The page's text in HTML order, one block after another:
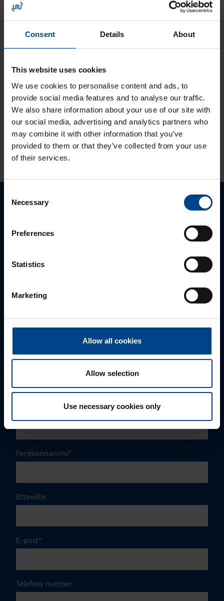
Consent Details About
This website uses cookies
We use cookies to personalise content and ads, to
provide social media features and to analyse our traffic.
We also share information about your use of our site with
our social media, advertising and analytics partners who
may combine it with other information that you’ve
provided to them or that they’ve collected from your use
of their services.
Selection
Necessary
Preferences
Statistics
Marketing
Allow all cookies
Allow selection
Use necessary cookies only
Seotud tooted
Jao­tus­kilp Orion Plus, aknaga,
400x400x200 mm, metall, IP65
Tootekood: FL158A
Jao­tus­kilp Orion Plus, 400x400x200
mm, metall, IP65
Tootekood: FL108A
Palun võtke meiega ühendust
Perekonnanimi*
Ettevõte
E-post*
Telefoni number